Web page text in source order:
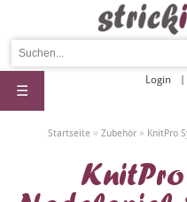
Login
☰
Startseite » Zubehör » KnitPro